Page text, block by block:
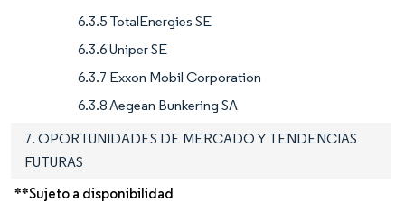
6.3.5 TotalEnergies SE
6.3.6 Uniper SE
6.3.7 Exxon Mobil Corporation
6.3.8 Aegean Bunkering SA
7. OPORTUNIDADES DE MERCADO Y TENDENCIAS
FUTURAS
**Sujeto a disponibilidad